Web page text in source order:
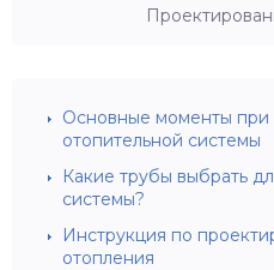
Основные моменты при
отопительной системы
Какие трубы выбрать
системы?
Инструкция по
отопления